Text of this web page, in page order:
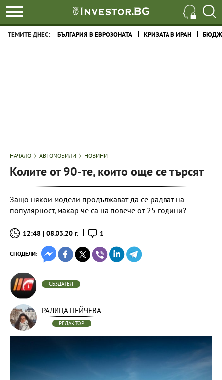
ТЕМИТЕ ДНЕС: БЪЛГАРИЯ В ЕВРОЗОНАТА КРИЗАТА В ИРАН
НАЧАЛО АВТОМОБИЛИ НОВИНИ
Колите от 90-те, които още се търсят
Защо някои модели продължават да се радват на
популярност, макар че са на повече от 25 години?
12:48 | 08.03.20 г. 1
СПОДЕЛИ:
СЪЗДАТЕЛ
РАЛИЦА ПЕЙЧЕВА
РЕДАКТОР